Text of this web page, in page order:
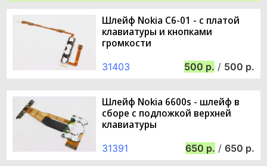
Шлейф Nokia C6-01 - с платой
клавиатуры и кнопками
громкости
31403 500 / 500
Шлейф Nokia 6600s - шлейф в
сборе с подложкой верхней
клавиатуры
31391 650 / 650